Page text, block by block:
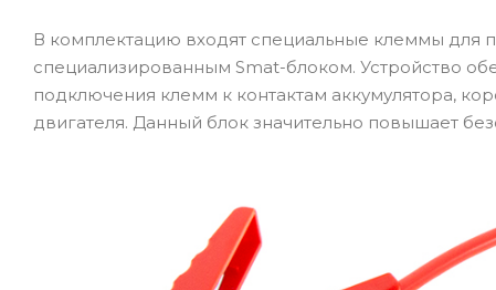
В комплектацию входят специальные клеммы для
специализированным Smat-блоком. Устройство
подключения клемм к контактам аккумулятора,
двигателя. Данный блок значительно повышает